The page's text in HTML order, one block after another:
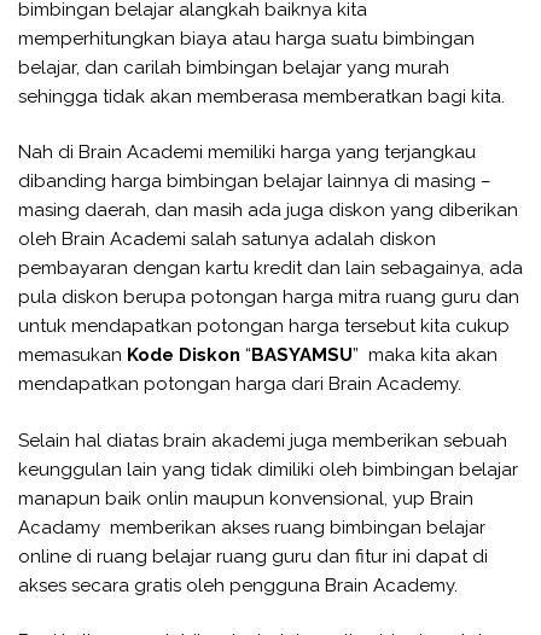
bimbingan belajar alangkah baiknya kita
memperhitungkan biaya atau harga suatu bimbingan
belajar, dan carilah bimbingan belajar yang murah
sehingga tidak akan memberasa memberatkan bagi kita.
Nah di Brain Academi memiliki harga yang terjangkau
dibanding harga bimbingan belajar lainnya di masing –
masing daerah, dan masih ada juga diskon yang diberikan
oleh Brain Academi salah satunya adalah diskon
pembayaran dengan kartu kredit dan lain sebagainya, ada
pula diskon berupa potongan harga mitra ruang guru dan
untuk mendapatkan potongan harga tersebut kita cukup
memasukan Kode Diskon “BASYAMSU” maka kita akan
mendapatkan potongan harga dari Brain Academy.
Selain hal diatas brain akademi juga memberikan sebuah
keunggulan lain yang tidak dimiliki oleh bimbingan belajar
manapun baik onlin maupun konvensional, yup Brain
Acadamy memberikan akses ruang bimbingan belajar
online di ruang belajar ruang guru dan fitur ini dapat di
akses secara gratis oleh pengguna Brain Academy.